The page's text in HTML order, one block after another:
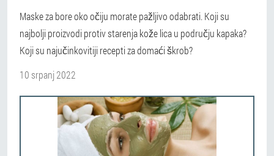
Maske za bore oko očiju morate pažljivo odabrati. Koji su
najbolji proizvodi protiv starenja kože lica u području kapaka?
Koji su najučinkovitiji recepti za domaći škrob?
10 srpanj 2022